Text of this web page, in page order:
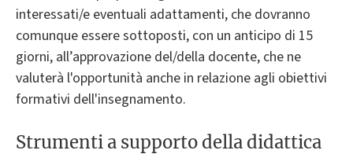
interessati/e eventuali adattamenti, che dovranno
comunque essere sottoposti, con un anticipo di 15
giorni, all’approvazione del/della docente, che ne
valuterà l'opportunità anche in relazione agli obiettivi
formativi dell'insegnamento.
Strumenti a supporto della didattica